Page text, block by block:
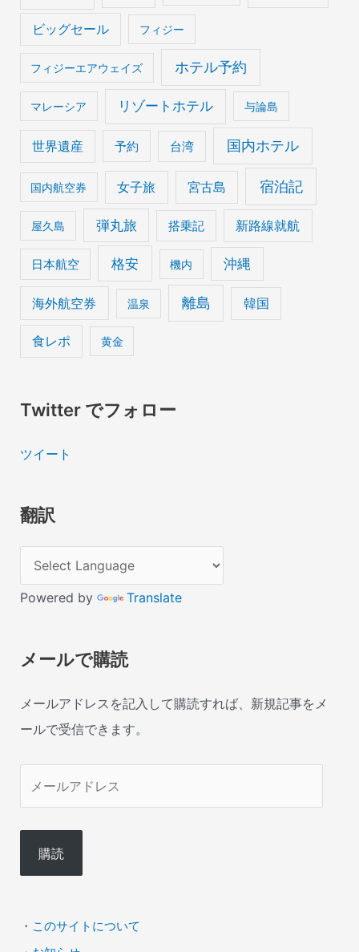
ビッグセール フィジー
フィジーエアウェイズ ホテル予約
マレーシア リゾートホテル 与論島
世界遺産 予約 台湾 国内ホテル
国内航空券 女子旅 宮古島 宿泊記
屋久島 弾丸旅 搭乗記 新路線就航
日本航空 格安 機内 沖縄
海外航空券 温泉 離島 韓国
食レポ 黄金
Twitter でフォロー
ツイート
翻訳
Powered by Translate
メールで購読
メールアドレスを記入して購読すれば、新規記事をメ
ールで受信できます。
ル
ド
ス
購読
・ このサイトについて